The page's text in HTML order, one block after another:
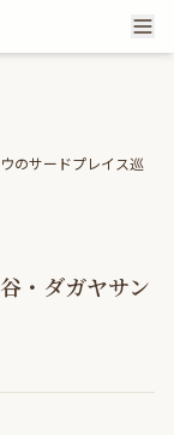
のサードプレイス巡
・ダガヤサン